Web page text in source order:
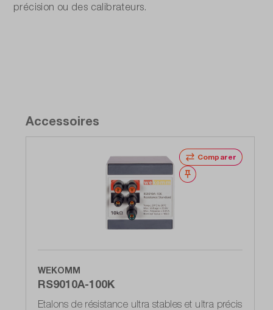
précision ou des calibrateurs.
Accessoires
Comparer
Noter
WEKOMM
RS9010A-100K
Etalons de résistance ultra stables et ultra précis